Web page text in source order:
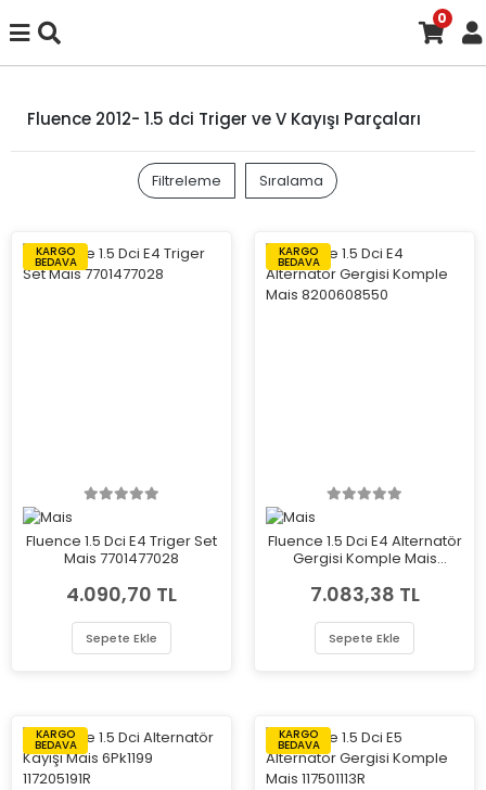
0
Fluence 2012- 1.5 dci Triger ve V Kayışı Parçaları
Filtreleme Sıralama
KARGO
BEDAVA
Fluence 1.5 Dci E4 Triger Set
Mais 7701477028
4.090,70 TL
Sepete Ekle
KARGO
BEDAVA
Fluence 1.5 Dci E4 Alternatör
Gergisi Komple Mais
7.083,38 TL
Sepete Ekle
KARGO
BEDAVA
KARGO
BEDAVA